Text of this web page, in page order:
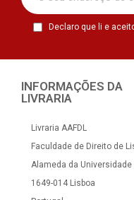
Declaro que li e
INFORMAÇÕES DA
LIVRARIA
Livraria AAFDL
Faculdade de Direito de
Alameda da Universidade
1649-014 Lisboa